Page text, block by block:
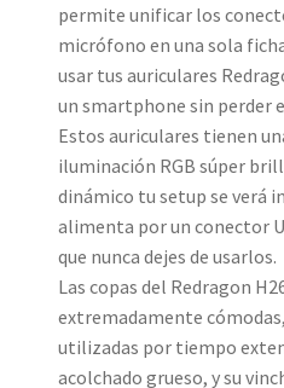
permite unificar los
micrófono en una sola
usar tus auriculares
un smartphone sin perder
Estos auriculares tienen
iluminación RGB súper
dinámico tu setup se verá
alimenta por un conector
que nunca dejes de usarlos.
Las copas del Redragon
extremadamente
utilizadas por tiempo
acolchado grueso, y su